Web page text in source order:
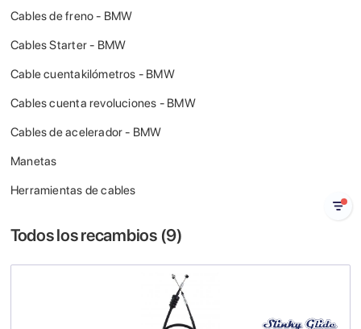
Cables de freno - BMW
Cables Starter - BMW
Cable cuentakilómetros - BMW
Cables cuenta revoluciones - BMW
Cables de acelerador - BMW
Manetas
Herramientas de cables
Todos los recambios (9)